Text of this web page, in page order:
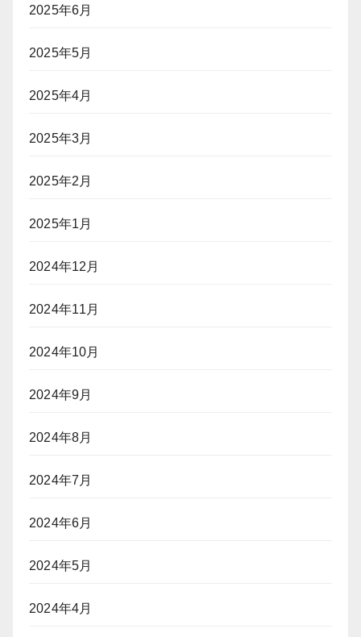
2025年6月
2025年5月
2025年4月
2025年3月
2025年2月
2025年1月
2024年12月
2024年11月
2024年10月
2024年9月
2024年8月
2024年7月
2024年6月
2024年5月
2024年4月